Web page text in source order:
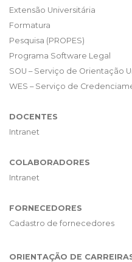
Extensão Universitária
Formatura
Pesquisa (PROPES)
Programa Software Legal
SOU – Serviço de Orientação
WES – Serviço de
DOCENTES
Intranet
COLABORADORES
Intranet
FORNECEDORES
Cadastro de fornecedores
ORIENTAÇÃO DE